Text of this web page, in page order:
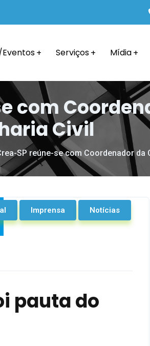
Serviços Mídia
com
Civil
SP reúne-se com Coordenador da
Imprensa Notícias
pauta do